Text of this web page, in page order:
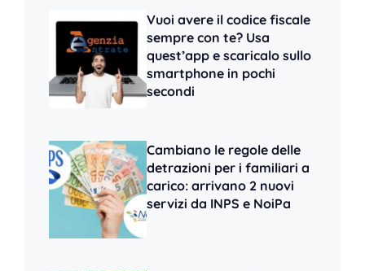
Vuoi avere il codice fiscale
sempre con te? Usa
quest’app e scaricalo sullo
smartphone in pochi
secondi
Cambiano le regole delle
detrazioni per i familiari a
carico: arrivano 2 nuovi
servizi da INPS e NoiPa